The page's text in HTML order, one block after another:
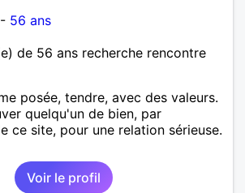
- 56 ans
de 56 ans recherche rencontre
posée, tendre, avec des valeurs.
quelqu'un de bien, par
ce site, pour une relation sérieuse.
Voir le profil